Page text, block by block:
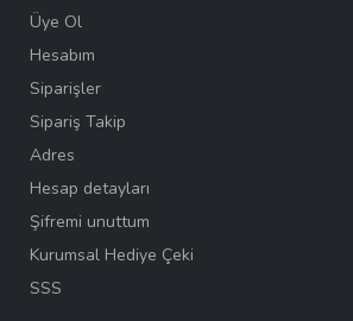
Üye Ol
Hesabım
Siparişler
Sipariş Takip
Adres
Hesap detayları
Şifremi unuttum
Kurumsal Hediye Çeki
SSS